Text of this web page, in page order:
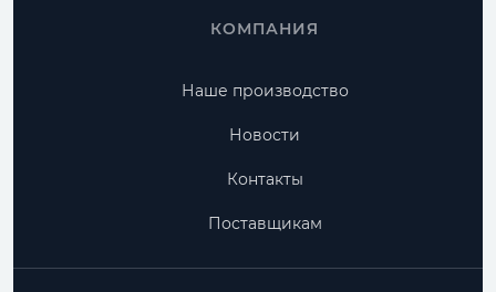
КОМПАНИЯ
Наше производство
Новости
Контакты
Поставщикам